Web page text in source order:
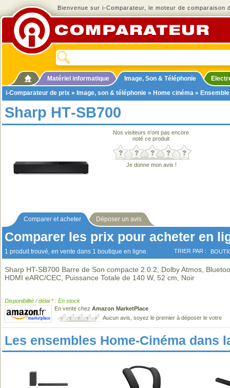
Bienvenue sur i-Comparateur, le moteur de comparaison
Matériel informatique Image, Son & Téléphonie
i-Comparateur de prix » Image, son & téléphonie » Home cinéma »
Sharp HT‑SB700
Nos visiteurs n'ont pas encore
noté ce produit
Je donne mon avis !
Comparer et acheter Déposer un avis
Comparer les prix pour acheter en
1 produit trouvé, en vente dans 1 boutique en ligne. TRIER PAR :
Sharp HT-SB700 Barre de Son compacte 2.0.2, Dolby Atmos,
HDMI eARC/CEC, Puissance Totale de 140 W, 52 cm, Noir
Disponibilité / délai * : En stock
En vente chez Amazon MarketPlace
Aucun avis, soyez le premier à déposer le votre
Les ensembles Home-Cinéma dans